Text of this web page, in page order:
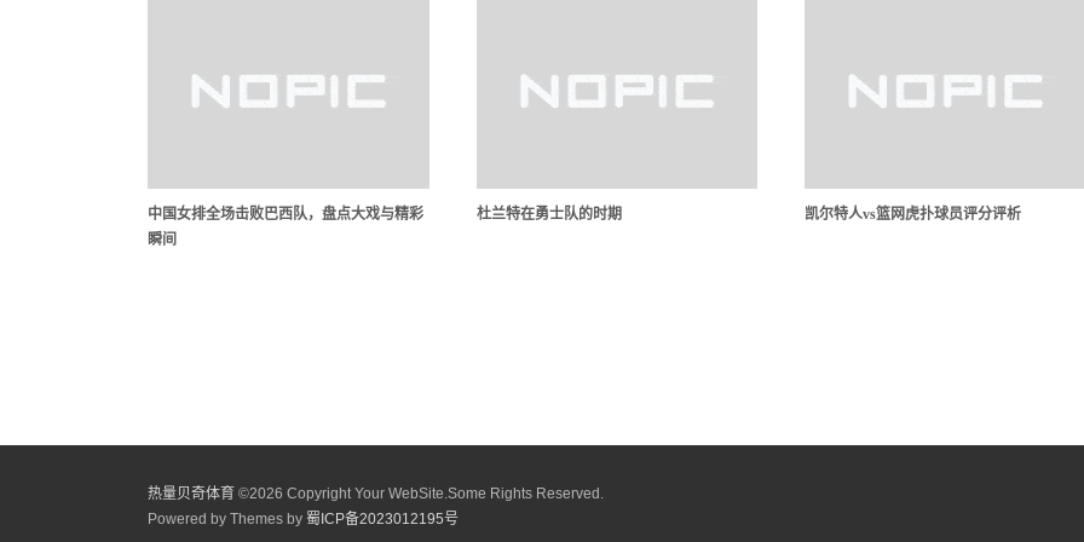
中国女排全场击败巴西队，盘点大戏与精彩
瞬间
杜兰特在勇士队的时期 凯尔特人vs篮网虎扑球员评分评析
热量贝奇体育 ©2026 Copyright Your WebSite.Some Rights Reserved.
Powered by Themes by 蜀ICP备2023012195号